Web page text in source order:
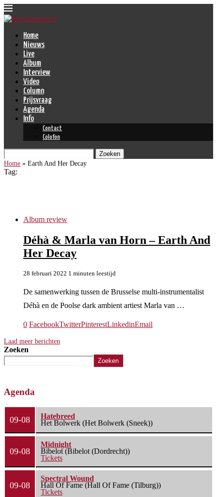
Home
Nieuws
Live
Album
Interview
Video
Column
Prijsvraag
Agenda
Info
Contact
Colofon
Zoeken
Home » Earth And Her Decay
Tag:
Album review
Déhà & Marla van Horn – Earth And
Her Decay
28 februari 2022 1 minuten leestijd
De samenwerking tussen de Brusselse multi-instrumentalist
Déhà en de Poolse dark ambient artiest Marla van …
0 FacebookTwitterPinterestLinkedinEmail
Laad meer berichten
Zoeken
Zoeken
Agenda
09-08
Hatebreed
Het Bolwerk (Het Bolwerk (Sneek))
09-08
Midnight
Bibelot (Bibelot (Dordrecht))
Tickets
09-08
Spectral Wound
Hall Of Fame (Hall Of Fame (Tilburg))
Tickets